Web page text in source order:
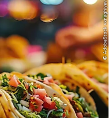
© AdobeStock vxnaghiyev